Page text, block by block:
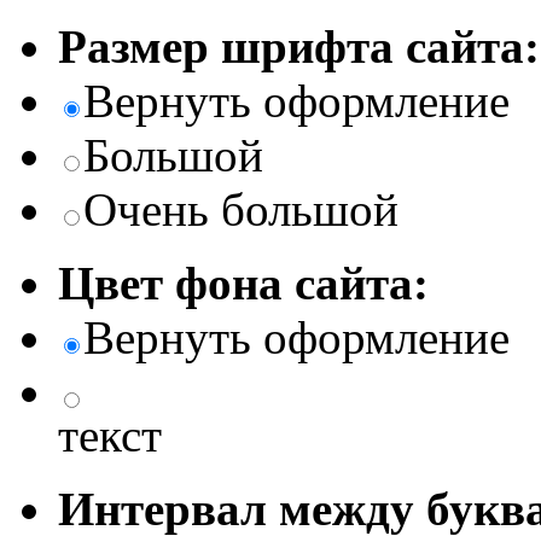
Размер шрифта сайта:
Вернуть оформление
Большой
Очень большой
Цвет фона сайта:
Вернуть оформление
текст
Интервал между